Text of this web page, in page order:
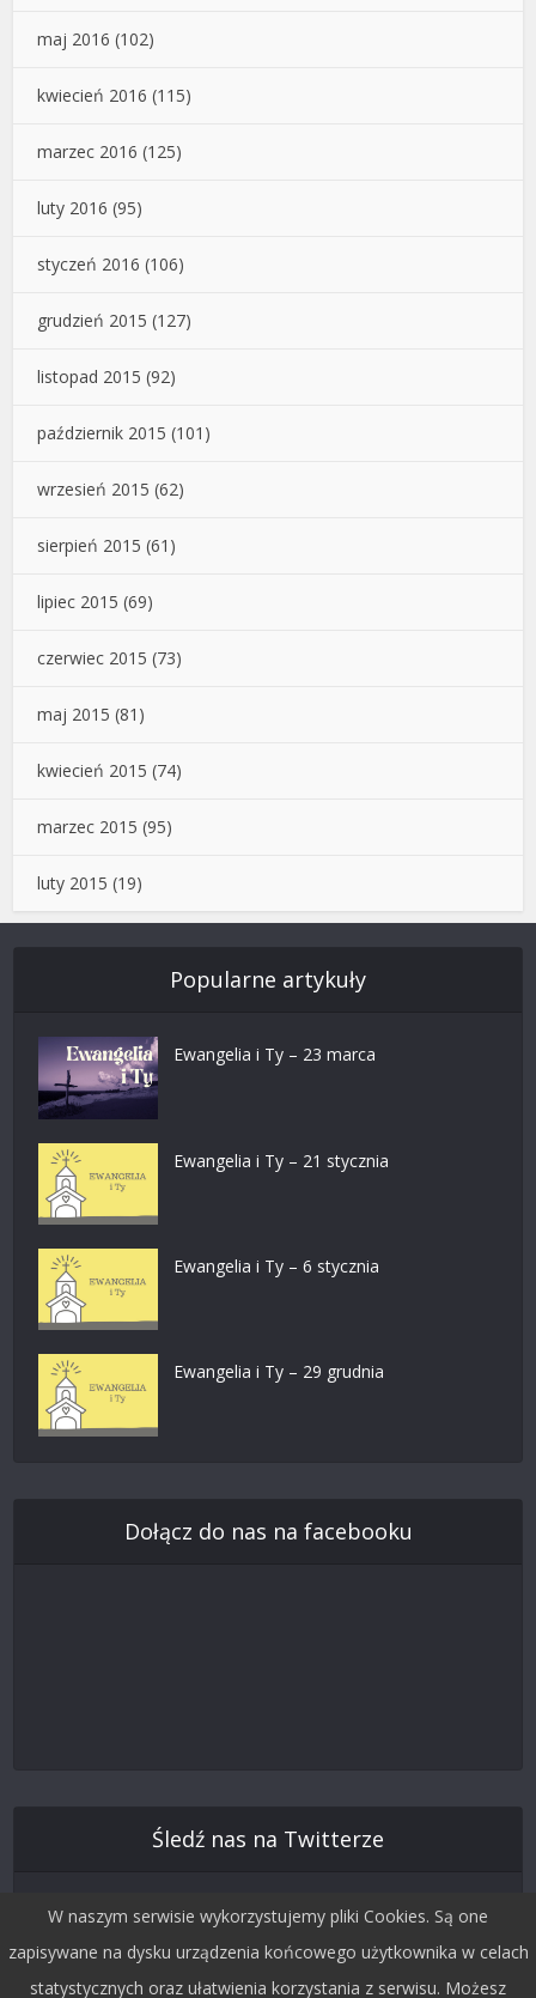
maj 2016 (102)
kwiecień 2016 (115)
marzec 2016 (125)
luty 2016 (95)
styczeń 2016 (106)
grudzień 2015 (127)
listopad 2015 (92)
październik 2015 (101)
wrzesień 2015 (62)
sierpień 2015 (61)
lipiec 2015 (69)
czerwiec 2015 (73)
maj 2015 (81)
kwiecień 2015 (74)
marzec 2015 (95)
luty 2015 (19)
Popularne artykuły
Ewangelia i Ty – 23 marca
Ewangelia i Ty – 21 stycznia
Ewangelia i Ty – 6 stycznia
Ewangelia i Ty – 29 grudnia
Dołącz do nas na facebooku
Śledź nas na Twitterze
W naszym serwisie wykorzystujemy pliki Cookies. Są one
zapisywane na dysku urządzenia końcowego użytkownika w celach
statystycznych oraz ułatwienia korzystania z serwisu. Możesz